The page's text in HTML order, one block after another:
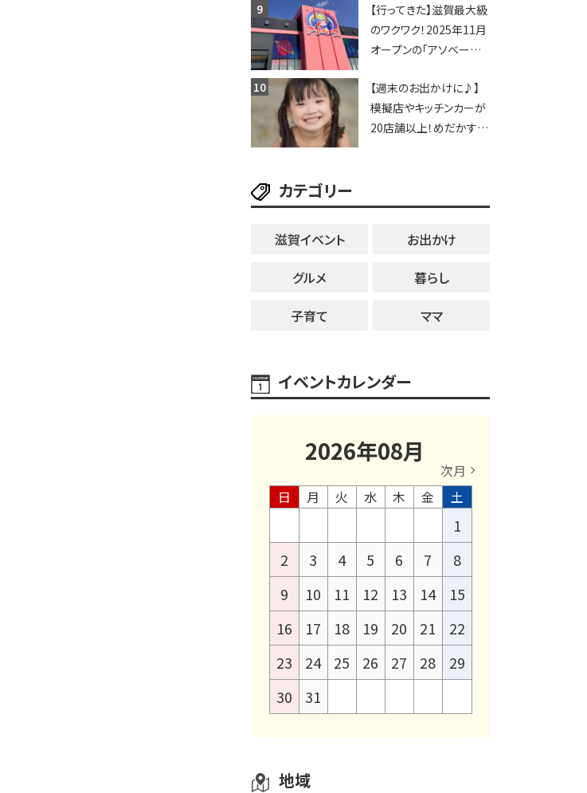
【行ってきた】滋賀最大級
のワクワク！2025年11月
オープンの「アソベース
レーンゲームで青果や日
用品までゲットできる新
スポット！
【週末のお出かけに♪】
模擬店やキッチンカーが
20店舗以上！めだかすく
祭り】
カテゴリー
滋賀イベント
お出かけ
グルメ
暮らし
子育て
ママ
イベントカレンダー
2026年08月
次月
日
月 火 水 木 金 土
1
2
3 4 5 6 7
8
9
10 11 12 13 14
15
16
17 18 19 20 21
22
23
24 25 26 27 28
29
30
31
地域